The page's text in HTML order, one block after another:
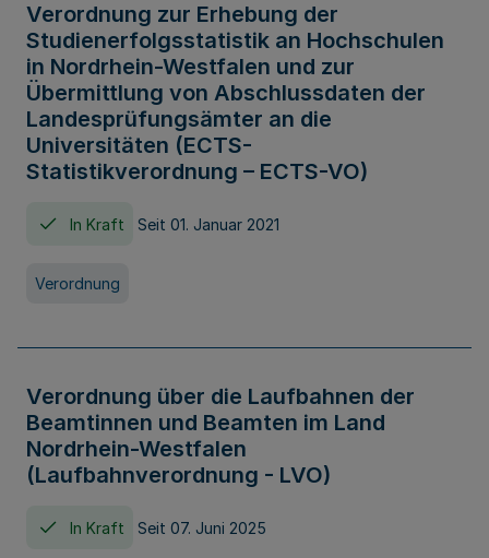
Verordnung zur Erhebung der
Studienerfolgsstatistik an Hochschulen
in Nordrhein-Westfalen und zur
Übermittlung von Abschlussdaten der
Landesprüfungsämter an die
Universitäten (ECTS-
Statistikverordnung – ECTS-VO)
In Kraft Seit 01. Januar 2021
Verordnung
Verordnung über die Laufbahnen der
Beamtinnen und Beamten im Land
Nordrhein-Westfalen
(Laufbahnverordnung - LVO)
In Kraft Seit 07. Juni 2025